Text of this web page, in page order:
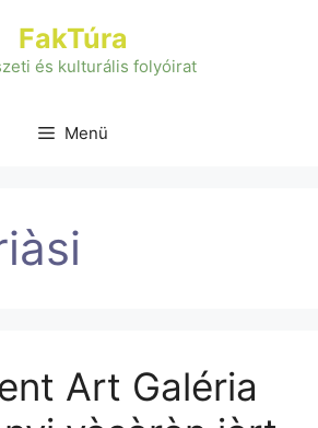
FakTúra
és kulturális folyóirat
Menü
Art Galéria